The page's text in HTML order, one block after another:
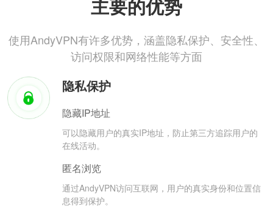
主要的优势
使用AndyVPN有许多优势，涵盖隐私保护、安全性、
访问权限和网络性能等方面
隐私保护
隐藏IP地址
可以隐藏用户的真实IP地址，防止第三方追踪用户的
在线活动。
匿名浏览
通过AndyVPN访问互联网，用户的真实身份和位置信
息得到保护。